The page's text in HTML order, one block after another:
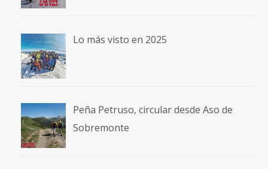
Lo más visto en 2025
Peña Petruso, circular desde Aso de
Sobremonte